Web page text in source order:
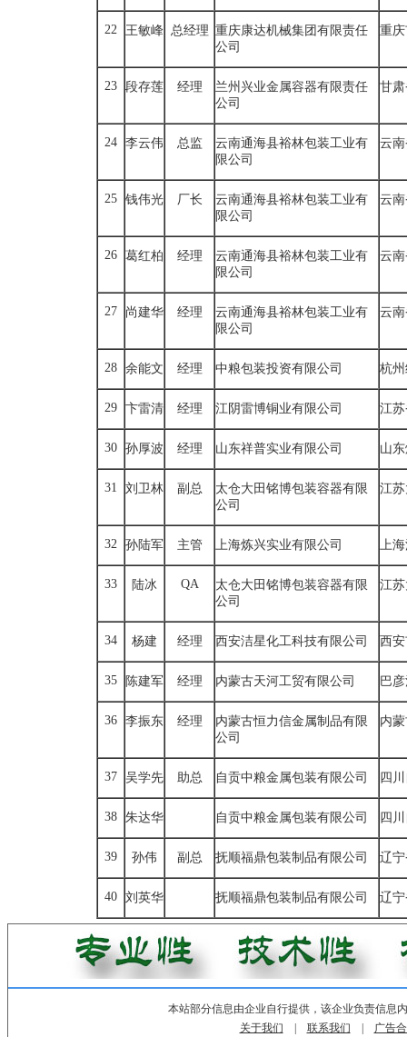
22 王敏峰 总经理 重庆康达机械集团有限责任
公司
重
23 段存莲 经理
兰州兴业金属容器有限责任
公司
甘
24 李云伟 总监
云南通海县裕林包装工业有
限公司
云
25 钱伟光 厂长
云南通海县裕林包装工业有
限公司
云
26 葛红柏 经理
云南通海县裕林包装工业有
限公司
云
27 尚建华 经理
云南通海县裕林包装工业有
限公司
云
28 余能文 经理 中粮包装投资有限公司 杭
29 卞雷清 经理 江阴雷博铜业有限公司 江
30 孙厚波 经理 山东祥普实业有限公司 山
31 刘卫林 副总
太仓大田铭博包装容器有限
公司
江
32 孙陆军 主管 上海炼兴实业有限公司 上
33 陆冰 QA
太仓大田铭博包装容器有限
公司
江
34 杨建 经理 西安洁星化工科技有限公司 西
35 陈建军 经理 内蒙古天河工贸有限公司 巴
36 李振东 经理
内蒙古恒力信金属制品有限
公司
内
37 吴学先 助总 自贡中粮金属包装有限公司 四
38 朱达华 自贡中粮金属包装有限公司 四
39 孙伟 副总 抚顺福鼎包装制品有限公司 辽
40 刘英华 抚顺福鼎包装制品有限公司 辽
本站部分信息由企业自行提供，该企业负责信息
关于我们
联系我们 广告